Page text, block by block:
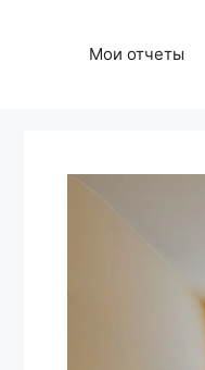
содержимому
Мои отчеты